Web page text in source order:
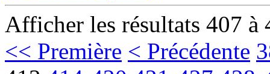
Afficher les résultats 407 à
<< Première < Précédente